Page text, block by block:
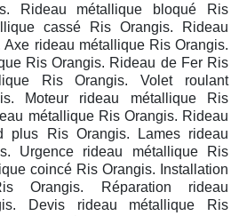
Rideau métallique bloqué Ris
cassé Ris Orangis. Rideau
rideau métallique Ris Orangis.
Ris Orangis. Rideau de Fer Ris
Ris Orangis. Volet roulant
Moteur rideau métallique Ris
métallique Ris Orangis. Rideau
plus Ris Orangis. Lames rideau
Urgence rideau métallique Ris
coincé Ris Orangis. Installation
Orangis. Réparation rideau
Devis rideau métallique Ris